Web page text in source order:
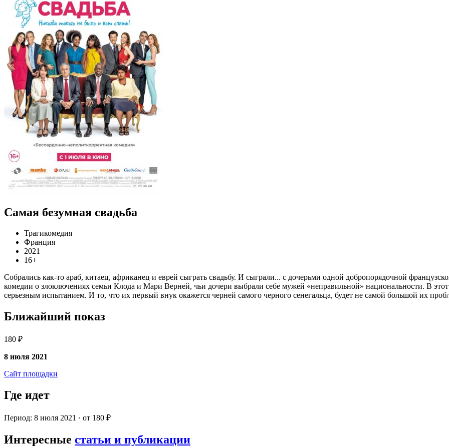
Самая безумная свадьба
Трагикомедия
Франция
2021
16+
Собрались как-то араб, китаец, африканец и еврей сыграть свадьбу. И сыграли... с дочерьми одной добропорядочной
комедии о злоключениях семьи Клода и Мари Верней, чьи дочери выбрали себе мужей «неправильной» национальности. В этот
серьезным испытанием. И то, что их первый внук окажется черней самого черного сенегальца, будет не самой большой их
Ближайший показ
180 ₽
8 июля 2021
Сайт площадки
Где идет
Период: 8 июля 2021 · от 180 ₽
Интересные статьи и публикации